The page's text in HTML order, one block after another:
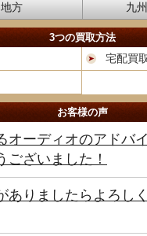
方
九
3つの買取方法
宅配買取
お客様の声
オーディオのアドバ
ございました！
ありましたらよろし